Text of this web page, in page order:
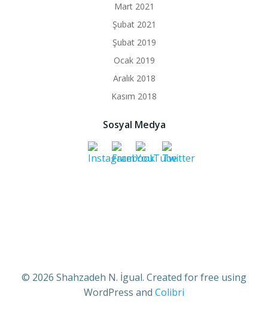
Mart 2021
Şubat 2021
Şubat 2019
Ocak 2019
Aralık 2018
Kasım 2018
Sosyal Medya
© 2026 Shahzadeh N. İgual. Created for free using
WordPress and Colibri